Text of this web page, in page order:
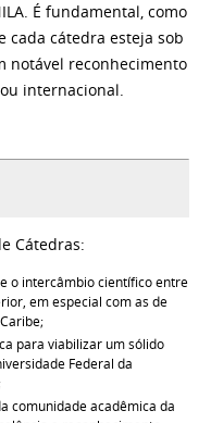
É fundamental, como
cada cátedra esteja sob
notável reconhecimento
internacional.
Cátedras:
o intercâmbio científico entre
em especial com as de
para viabilizar um sólido
Federal da
comunidade acadêmica da